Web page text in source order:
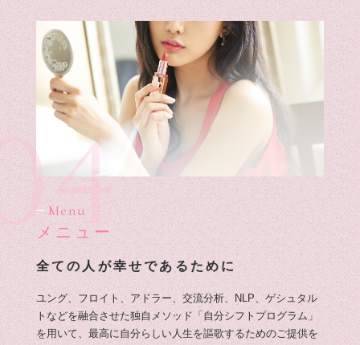
Menu
メニュー
全ての人が幸せであるために
ユング、フロイト、アドラー、交流分析、NLP、ゲシュタル
トなどを融合させた独自メソッド「自分シフトプログラム」
を用いて、最高に自分らしい人生を謳歌するためのご提供を